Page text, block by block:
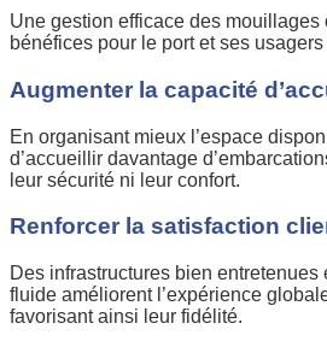
Une gestion efficace des mouillages
bénéfices pour le port et ses usagers
Augmenter la capacité
En organisant mieux l’espace
d’accueillir davantage
leur sécurité ni leur confort.
Renforcer la satisfaction
Des infrastructures bien entretenues
fluide améliorent l’expérience
favorisant ainsi leur fidélité.